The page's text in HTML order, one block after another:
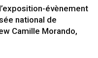
évènement
national de
Camille Morando,